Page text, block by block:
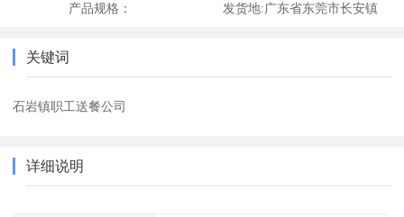
产品规格： 发货地:广东省东莞市长安镇
关键词
石岩镇职工送餐公司
详细说明